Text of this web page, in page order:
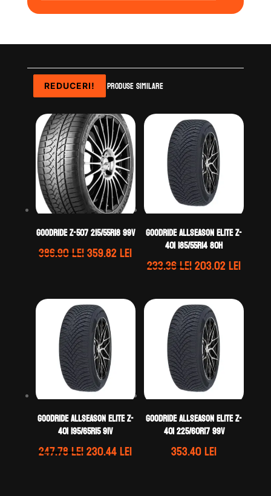
Produse similare
REDUCERI!
GOODRIDE Z-507 215/55R18 99V
386.90leiPrețul
fost:
386.90 lei.
359.82leiPrețul
curent
359.82 lei.
REDUCERI!
GOODRIDE ALLSEASON ELITE Z-
401 185/55R14 80H
233.36leiPrețul
a
fost:
233.36 lei.
203.02leiPrețul
este:
REDUCERI!
GOODRIDE ALLSEASON ELITE Z-
401 195/65R15 91V
247.78leiPrețul
230.44leiPrețul
GOODRIDE ALLSEASON ELITE Z-
401 225/60R17 99V
353.40lei